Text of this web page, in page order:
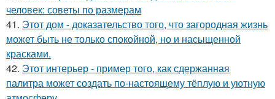
человек: советы по размерам
41. Этот дом - доказательство того, что загородная жизнь
может быть не только спокойной, но и насыщенной
красками.
42. Этот интерьер - пример того, как сдержанная
палитра может создать по-настоящему тёплую и уютную